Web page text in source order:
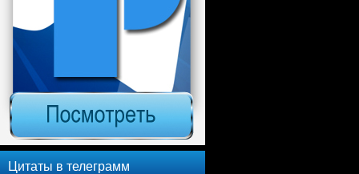
Цитаты в телеграмм